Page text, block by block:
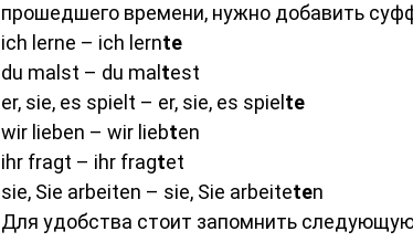
прошедшего времени, нужно добавить
ich lerne – ich lernte
du malst – du mal test
er, sie, es spielt – er, sie, es spiel te
wir lieben – wir liebten
ihr fragt – ihr fragtet
sie, Sie arbeiten – sie, Sie arbeiteten
Для удобства стоит запомнить